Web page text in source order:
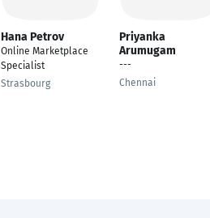
Hana Petrov
Online Marketplace
Specialist
Strasbourg
Priyanka
Arumugam
---
Chennai